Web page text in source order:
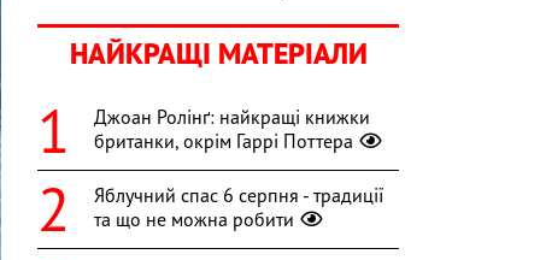
НАЙКРАЩІ МАТЕРІАЛИ
Джоан Ролінґ: найкращі книжки
британки, окрім Гаррі Поттера
Яблучний спас 6 серпня - традиції
та що не можна робити